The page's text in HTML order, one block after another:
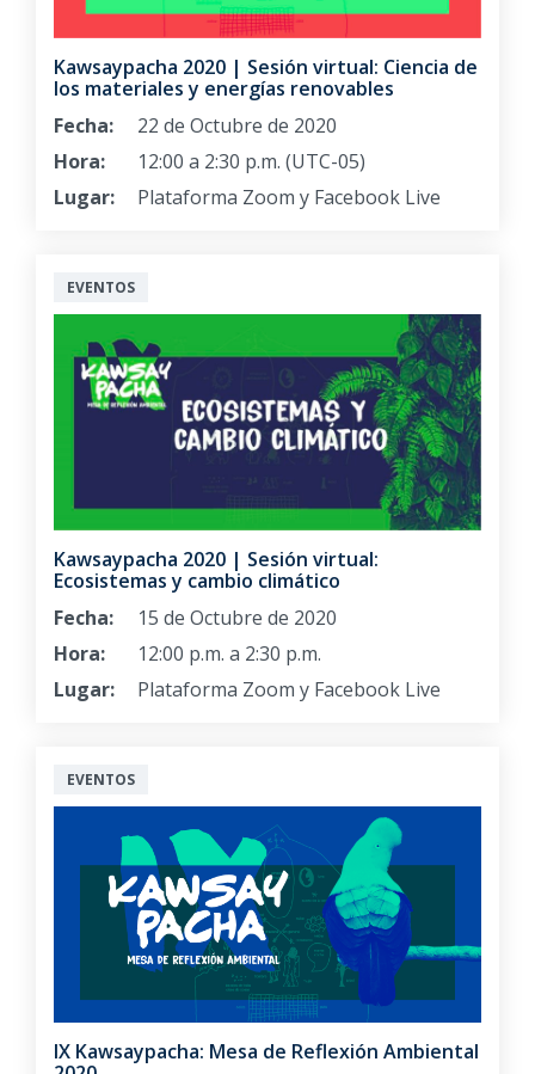
Kawsaypacha 2020 | Sesión virtual: Ciencia de
los materiales y energías renovables
Fecha:
22 de Octubre de 2020
Hora:
12:00 a 2:30 p.m. (UTC-05)
Lugar:
Plataforma Zoom y Facebook Live
EVENTOS
Kawsaypacha 2020 | Sesión virtual:
Ecosistemas y cambio climático
Fecha:
15 de Octubre de 2020
Hora:
12:00 p.m. a 2:30 p.m.
Lugar:
Plataforma Zoom y Facebook Live
EVENTOS
IX Kawsaypacha: Mesa de Reflexión Ambiental